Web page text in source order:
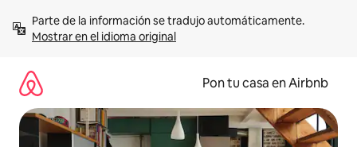
contenidoMostrar en el idioma original
Pon tu casa en Airbnb